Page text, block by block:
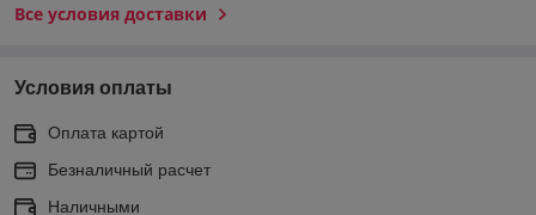
Все условия доставки
Условия оплаты
Оплата картой
Безналичный расчет
Наличными